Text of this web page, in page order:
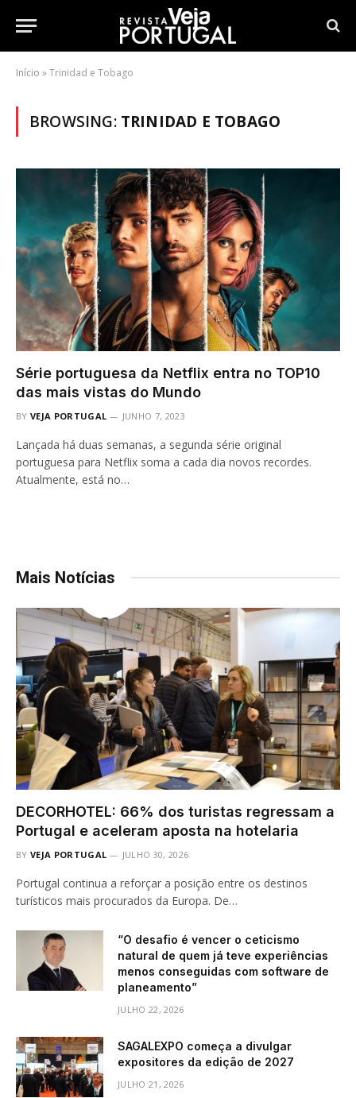
Início »Trinidad e Tobago
BROWSING: TRINIDAD E TOBAGO
Série portuguesa da Netflix entra no TOP10
das mais vistas do Mundo
BY VEJA PORTUGAL JUNHO 7, 2023
Lançada há duas semanas, a segunda série original
portuguesa para Netflix soma a cada dia novos recordes.
Atualmente, está no…
Mais Notícias
DECORHOTEL: 66% dos turistas regressam a
Portugal e aceleram aposta na hotelaria
BY VEJA PORTUGAL JULHO 30, 2026
Portugal continua a reforçar a posição entre os destinos
turísticos mais procurados da Europa. De…
“O desafio é vencer o ceticismo
natural de quem já teve experiências
menos conseguidas com software de
planeamento”
JULHO 22, 2026
SAGALEXPO começa a divulgar
expositores da edição de 2027
JULHO 21, 2026